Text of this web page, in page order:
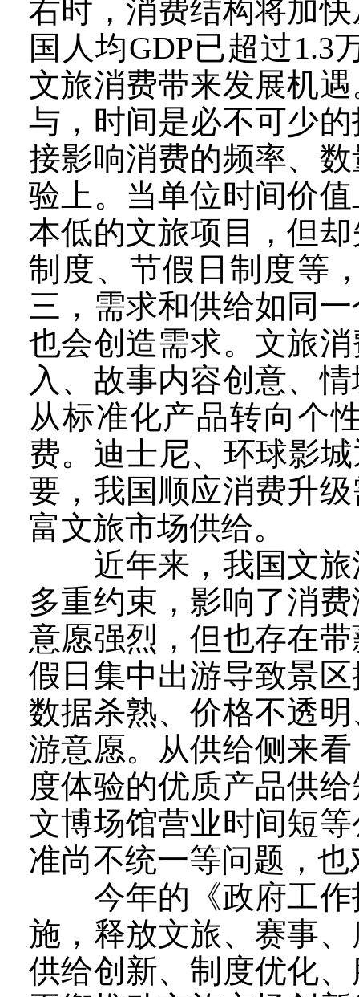
右时，消费结构将加
国人均GDP已超过
文旅消费带来发展机
与，时间是必不可少
接影响消费的频率、
验上。当单位时间价
本低的文旅项目，但
制度、节假日制度等
三，需求和供给如同
也会创造需求。文旅
入、故事内容创意、
从标准化产品转向个
费。迪士尼、环球影
要，我国顺应消费升
富文旅市场供给。
近年来，我国文旅
多重约束，影响了消
意愿强烈，但也存在
假日集中出游导致景
数据杀熟、价格不透
游意愿。从供给侧来
度体验的优质产品供
文博场馆营业时间短
准尚不统一等问题，
今年的《政府工作
施，释放文旅、赛事
供给创新、制度优化